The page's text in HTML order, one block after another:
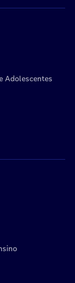
Adolescentes